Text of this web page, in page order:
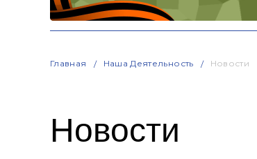
Главная Наша Деятельность Новости
Новости